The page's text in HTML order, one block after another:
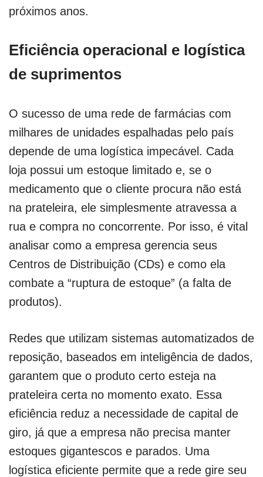
próximos anos.
Eficiência operacional e logística
de suprimentos
O sucesso de uma rede de farmácias com
milhares de unidades espalhadas pelo país
depende de uma logística impecável. Cada
loja possui um estoque limitado e, se o
medicamento que o cliente procura não está
na prateleira, ele simplesmente atravessa a
rua e compra no concorrente. Por isso, é vital
analisar como a empresa gerencia seus
Centros de Distribuição (CDs) e como ela
combate a “ruptura de estoque” (a falta de
produtos).
Redes que utilizam sistemas automatizados de
reposição, baseados em inteligência de dados,
garantem que o produto certo esteja na
prateleira certa no momento exato. Essa
eficiência reduz a necessidade de capital de
giro, já que a empresa não precisa manter
estoques gigantescos e parados. Uma
logística eficiente permite que a rede gire seu